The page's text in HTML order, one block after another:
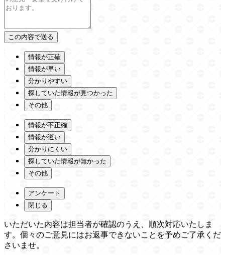
情報が正確
情報が早い
分かりやすい
探していた情報が見つかった
その他
情報が不正確
情報が遅い
分かりにくい
探していた情報が無かった
その他
アンケート
閉じる
いただいた内容は担当者が確認のうえ、順次対応いたしま
す。個々のご意見にはお返事できないことを予めご了承くだ
さいませ。